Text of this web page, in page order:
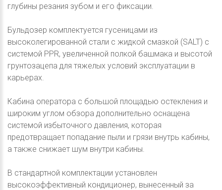
глубины резания зубом и его фиксации.
Бульдозер комплектуется гусеницами из
высоколегированной стали с жидкой смазкой (SALT) с
системой PPR, увеличенной полкой башмака и высотой
грунтозацепа для тяжелых условий эксплуатации в
карьерах.
Кабина оператора с большой площадью остекления и
широким углом обзора дополнительно оснащена
системой избыточного давления, которая
предотвращает попадание пыли и грязи внутрь кабины,
а также снижает шум внутри кабины.
В стандартной комплектации установлен
высокоэффективный кондиционер, вынесенный за